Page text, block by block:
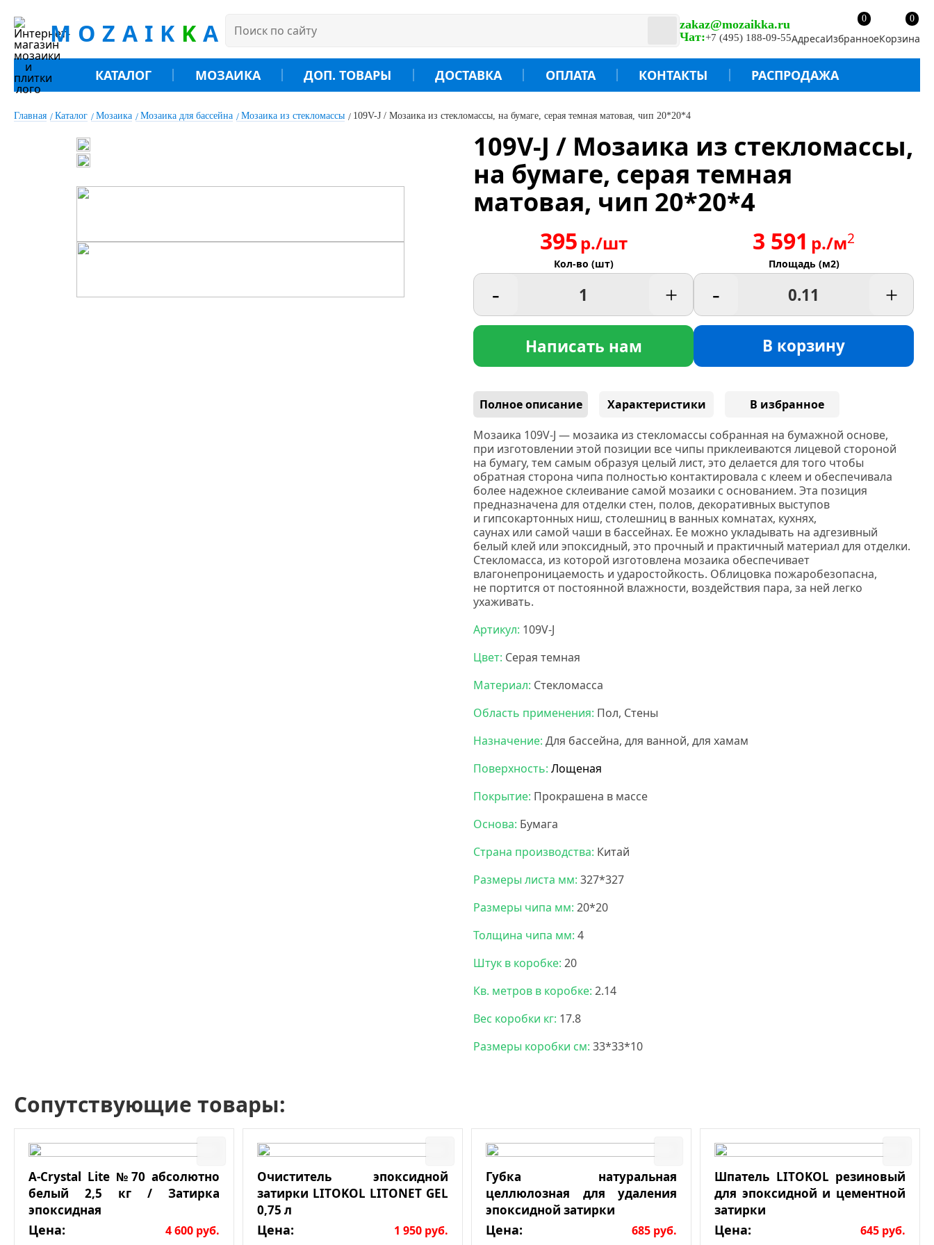
MOZAIK K A
zakaz@mozaikka.ru
Чат:+7 (495) 188-09-55Адреса
0
ИзбранноеКорзина
0
КАТАЛОГ МОЗАИКА ДОП. ТОВАРЫ ДОСТАВКА ОПЛАТА КОНТАКТЫ РАСПРОДАЖА
Главная Каталог Мозаика Мозаика для бассейна Мозаика из стекломассы 109V-J / Мозаика из стекломассы, на бумаге, серая темная матовая, чип 20*20*4
109V-J / Мозаика из стекломассы,
на бумаге, серая темная
матовая, чип 20*20*4
395р./шт
Кол-во (шт)
- +
Написать нам
3 591 р./м2
Площадь (м2)
- +
В корзину
Полное описание Характеристики
В избранное
Мозаика 109V-J — мозаика из стекломассы собранная на бумажной основе,
при изготовлении этой позиции все чипы приклеиваются лицевой стороной
на бумагу, тем самым образуя целый лист, это делается для того чтобы
обратная сторона чипа полностью контактировала с клеем и обеспечивала
более надежное склеивание самой мозаики с основанием. Эта позиция
предназначена для отделки стен, полов, декоративных выступов
и гипсокартонных ниш, столешниц в ванных комнатах, кухнях,
саунах или самой чаши в бассейнах. Ее можно укладывать на адгезивный
белый клей или эпоксидный, это прочный и практичный материал для отделки.
Стекломасса, из которой изготовлена мозаика обеспечивает
влагонепроницаемость и ударостойкость. Облицовка пожаробезопасна,
не портится от постоянной влажности, воздействия пара, за ней легко
ухаживать.
Артикул: 109V-J
Цвет: Серая темная
Материал: Стекломасса
Область применения: Пол, Стены
Назначение: Для бассейна, для ванной, для хамам
Поверхность: Лощеная
Покрытие: Прокрашена в массе
Основа: Бумага
Страна производства: Китай
Размеры листа мм: 327*327
Размеры чипа мм: 20*20
Толщина чипа мм: 4
Штук в коробке: 20
Кв. метров в коробке: 2.14
Вес коробки кг: 17.8
Размеры коробки см: 33*33*10
Сопутствующие товары:
A-Crystal Lite №70 абсолютно
белый 2,5 кг / Затирка
эпоксидная
Цена: 4 600 руб.
Очиститель эпоксидной
затирки LITOKOL LITONET GEL
0,75 л
Цена: 1 950 руб.
Губка натуральная
целлюлозная для удаления
эпоксидной затирки
Цена: 685 руб.
Шпатель LITOKOL резиновый
для эпоксидной и цементной
затирки
Цена: 645 руб.